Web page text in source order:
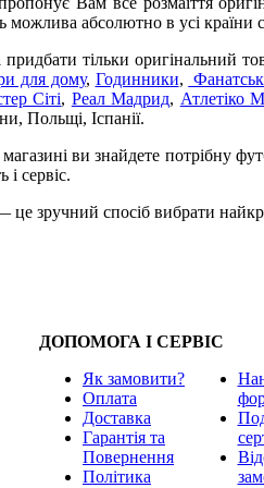
можлива абсолютно в усі країни
тільки оригінальний
для дому, Годинники,
Сіті, Реал Мадрид, Атлетіко
Польщі, Іспанії.
ви знайдете потрібну
і сервіс.
це зручний спосіб вибрати
ДОПОМОГА І СЕРВІС
Як замовити?
Оплата
Доставка
Гарантія та
Повернення
Політика